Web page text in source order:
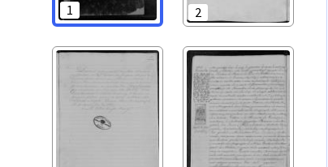
1 2